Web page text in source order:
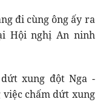
đi cùng ông ấy ra
Hội nghị An ninh
xung đột Nga -
việc chấm dứt xung